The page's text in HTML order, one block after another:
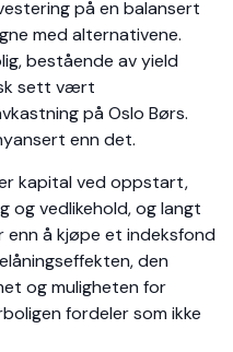
på en balansert
med alternativene.
bestående av yield
sett vært
på Oslo Børs.
enn det.
kapital ved oppstart,
og vedlikehold, og langt
å kjøpe et indeksfond
den
og muligheten for
fordeler som ikke